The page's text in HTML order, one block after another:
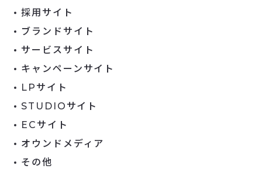
採用サイト
ブランドサイト
サービスサイト
キャンペーンサイト
LPサイト
STUDIOサイト
ECサイト
オウンドメディア
その他